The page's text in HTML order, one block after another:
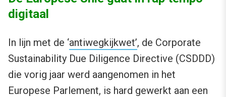
digitaal
In lijn met de ‘antiwegkijkwet’, de Corporate
Sustainability Due Diligence Directive (CSDDD)
die vorig jaar werd aangenomen in het
Europese Parlement, is hard gewerkt aan een